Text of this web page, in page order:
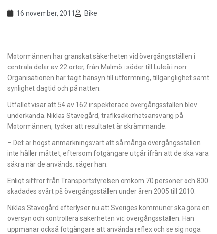
16 november, 2011 Bike
Motormännen har granskat säkerheten vid övergångsställen i
centrala delar av 22 orter, från Malmö i söder till Luleå i norr.
Organisationen har tagit hänsyn till utformning, tillgänglighet samt
synlighet dagtid och på natten.
Utfallet visar att 54 av 162 inspekterade övergångsställen blev
underkända. Niklas Stavegård, trafiksäkerhetsansvarig på
Motormännen, tycker att resultatet är skrämmande.
– Det är högst anmärkningsvärt att så många övergångsställen
inte håller måttet, eftersom fotgängare utgår ifrån att de ska vara
säkra när de används, säger han.
Enligt siffror från Transportstyrelsen omkom 70 personer och 800
skadades svårt på övergångsställen under åren 2005 till 2010.
Niklas Stavegård efterlyser nu att Sveriges kommuner ska göra en
översyn och kontrollera säkerheten vid övergångsställen. Han
uppmanar också fotgängare att använda reflex och se sig noga